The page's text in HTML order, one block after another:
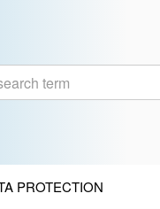
PROTECTION